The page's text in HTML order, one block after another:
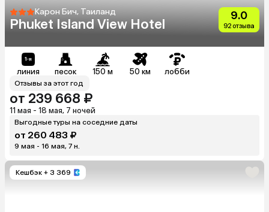
Карон Бич, Таиланд
Phuket Island View Hotel
9.0
92 отзыва
линия песок 150 м 50 км лобби
Отзывы за этот год
от 239 668 ₽
11 мая - 18 мая, 7 ночей
Выгодные туры на соседние даты
от 260 483 ₽
9 мая - 16 мая, 7 н.
Кешбэк + 3 369